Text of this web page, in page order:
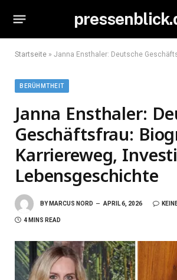
Startseite » Janna Ensthaler: Deutsche Geschäftsfrau: Biografie,
BERÜHMTHEIT
Janna Ensthaler:
Geschäftsfrau:
Karriereweg,
Lebensgeschichte
BY MARCUS NORD APRIL 6, 2026
4 MINS READ